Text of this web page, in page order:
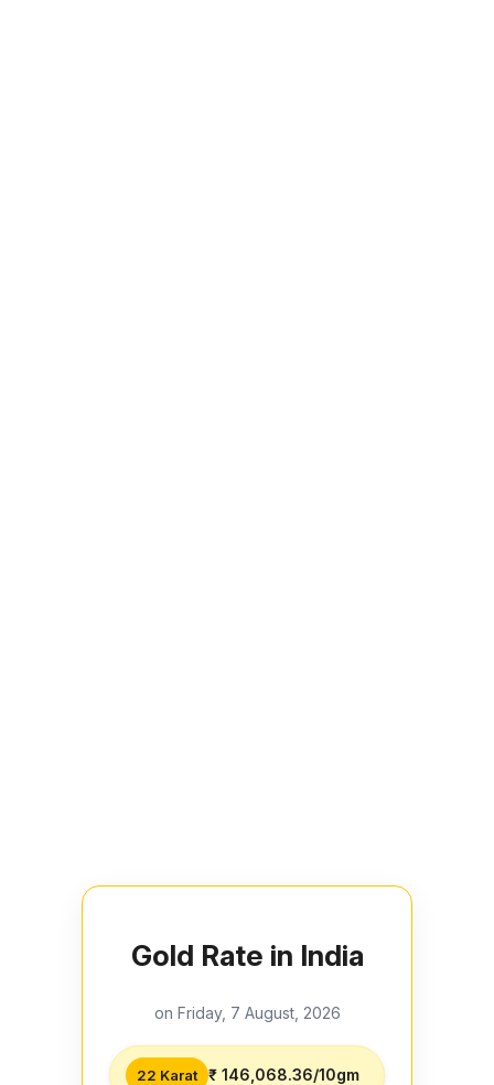
Gold Rate in India
on Friday, 7 August, 2026
22 Karat ₹ 146,068.36/10gm